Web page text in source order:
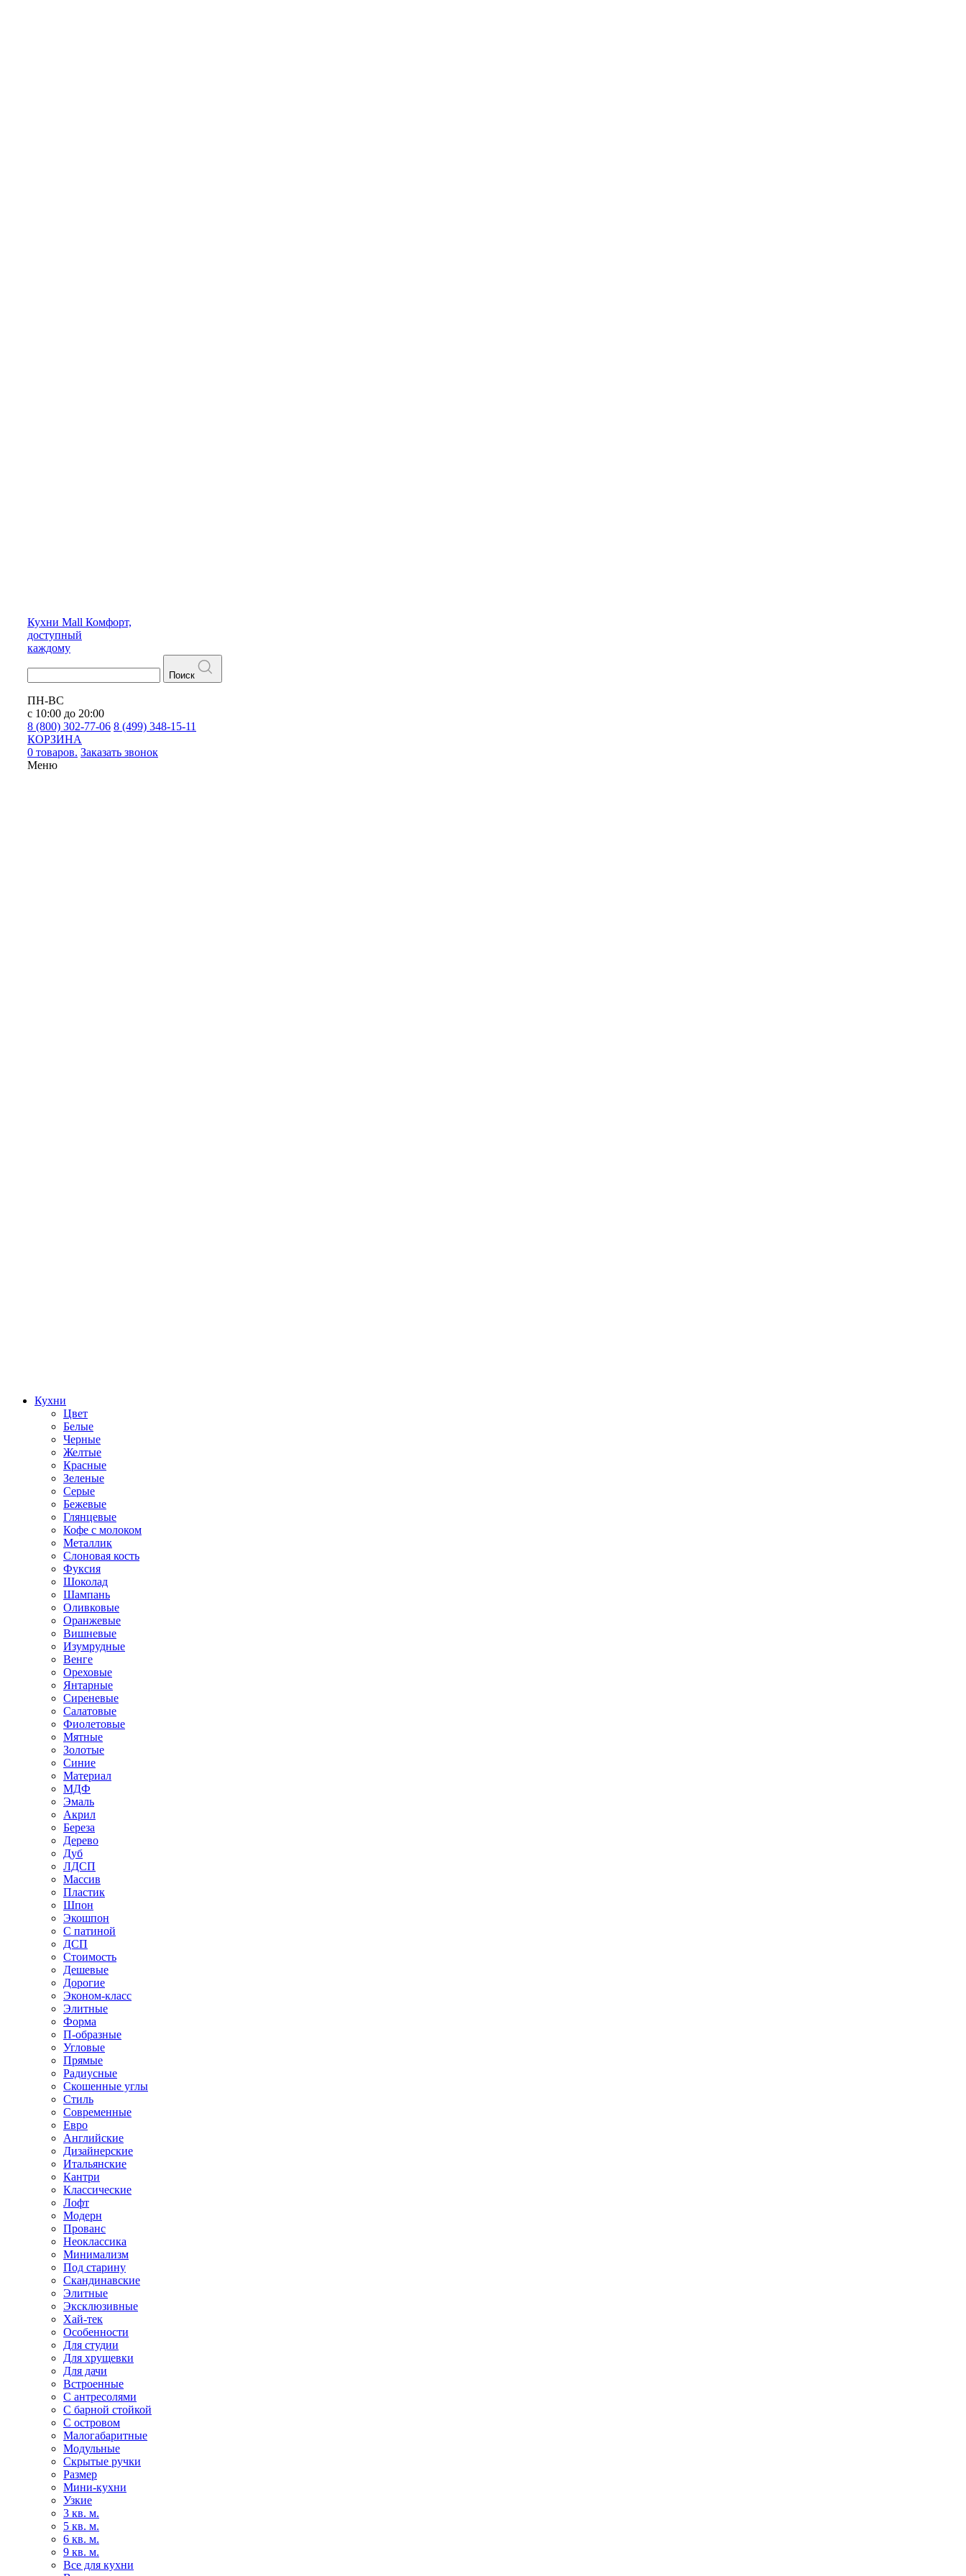
Кухни Mall Комфорт,
доступный
каждому
Поиск
ПН-ВС
с 10:00 до 20:00
8 (800) 302-77-06 8 (499) 348-15-11
КОРЗИНА
0 товаров. Заказать звонок
Меню
Кухни
Цвет
Белые
Черные
Желтые
Красные
Зеленые
Серые
Бежевые
Глянцевые
Кофе с молоком
Металлик
Слоновая кость
Фуксия
Шоколад
Шампань
Оливковые
Оранжевые
Вишневые
Изумрудные
Венге
Ореховые
Янтарные
Сиреневые
Салатовые
Фиолетовые
Мятные
Золотые
Синие
Материал
МДФ
Эмаль
Акрил
Береза
Дерево
Дуб
ЛДСП
Массив
Пластик
Шпон
Экошпон
С патиной
ДСП
Стоимость
Дешевые
Дорогие
Эконом-класс
Элитные
Форма
П-образные
Угловые
Прямые
Радиусные
Скошенные углы
Стиль
Современные
Евро
Английские
Дизайнерские
Итальянские
Кантри
Классические
Лофт
Модерн
Прованс
Неоклассика
Минимализм
Под старину
Скандинавские
Элитные
Эксклюзивные
Хай-тек
Особенности
Для студии
Для хрущевки
Для дачи
Встроенные
С антресолями
С барной стойкой
С островом
Малогабаритные
Модульные
Скрытые ручки
Размер
Мини-кухни
Узкие
3 кв. м.
5 кв. м.
6 кв. м.
9 кв. м.
Все для кухни